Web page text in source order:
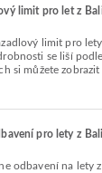
limit pro let z
se liší
si můžete
pro lety z